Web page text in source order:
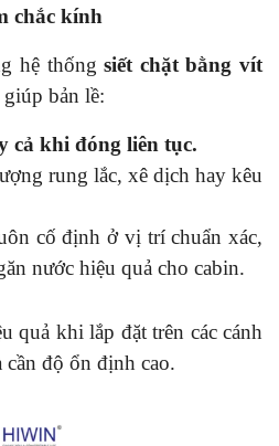
chắc kính
hệ thốngsiết chặt bằng vít
giúp bản lề:
cả khi đóng liên tục.
rung lắc, xê dịch hay kêu
cố định ở vị trí chuẩn xác,
nước hiệu quả cho cabin.
quả khi lắp đặt trên các cánh
độ ổn định cao.